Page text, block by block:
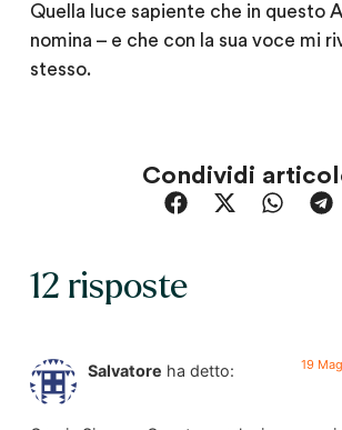
Quella luce sapiente che in questo
nomina – e che con la sua voce mi
stesso.
Condividi
12 risposte
Salvatore ha detto: 19